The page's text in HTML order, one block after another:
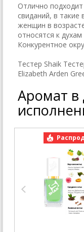
Отлично
свиданий, в такие
женщин в
относятся к
Конкурентное
Тестер Shaik
Elizabeth Arden
Аромат в